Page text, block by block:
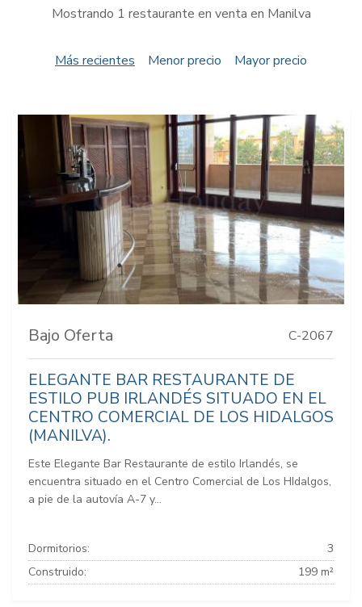
Mostrando 1 restaurante en venta en Manilva
Más recientes Menor precio Mayor precio
Bajo Oferta C-2067
ELEGANTE BAR RESTAURANTE DE
ESTILO PUB IRLANDÉS SITUADO EN EL
CENTRO COMERCIAL DE LOS HIDALGOS
(MANILVA).
Este Elegante Bar Restaurante de estilo Irlandés, se
encuentra situado en el Centro Comercial de Los HIdalgos,
a pie de la autovía A-7 y...
Dormitorios:
3
Construido:
199 m²